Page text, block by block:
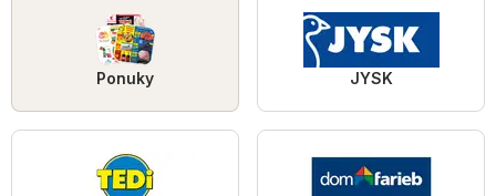
Ponuky JYSK